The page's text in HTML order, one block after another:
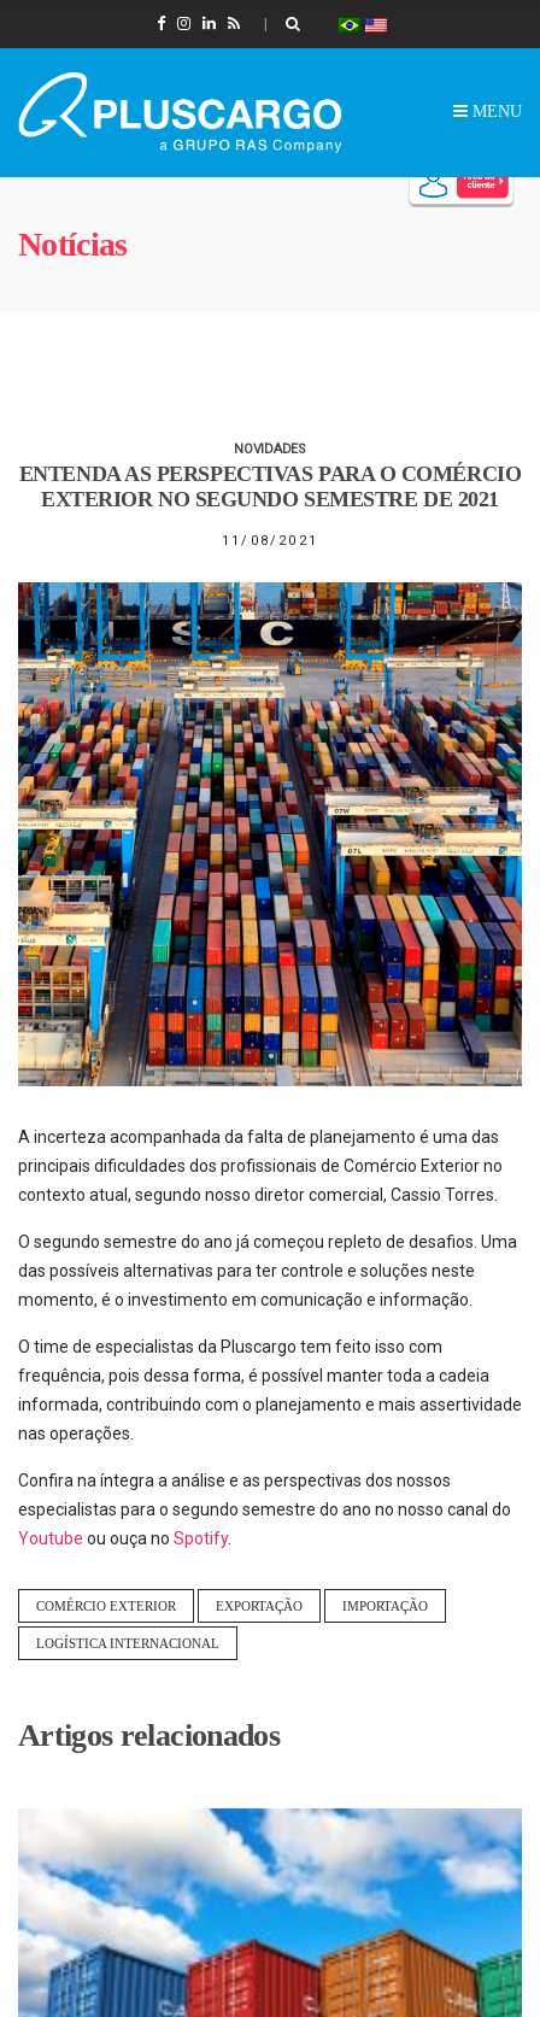
MENU
Notícias
NOVIDADES
ENTENDA AS PERSPECTIVAS PARA O COMÉRCIO
EXTERIOR NO SEGUNDO SEMESTRE DE 2021
11/08/2021
A incerteza acompanhada da falta de planejamento é uma das
principais dificuldades dos profissionais de Comércio Exterior no
contexto atual, segundo nosso diretor comercial, Cassio Torres.
O segundo semestre do ano já começou repleto de desafios. Uma
das possíveis alternativas para ter controle e soluções neste
momento, é o investimento em comunicação e informação.
O time de especialistas da Pluscargo tem feito isso com
frequência, pois dessa forma, é possível manter toda a cadeia
informada, contribuindo com o planejamento e mais assertividade
nas operações.
Confira na íntegra a análise e as perspectivas dos nossos
especialistas para o segundo semestre do ano no nosso canal do
Youtube ou ouça no Spotify.
COMÉRCIO EXTERIOR EXPORTAÇÃO IMPORTAÇÃO
LOGÍSTICA INTERNACIONAL
Artigos relacionados